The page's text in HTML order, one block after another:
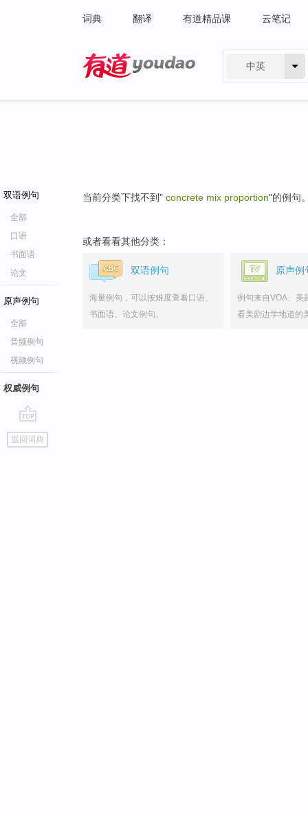
词典 翻译 有道精品课 云笔记
中英
双语例句
全部
口语
书面语
论文
原声例句
全部
音频例句
视频例句
权威例句
go
top
返回词典
当前分类下找不到" concrete mix proportion"的例句
或者看看其他分类：
双语例句
海量例句，可以按难度查看口语、
书面语、论文例句。
原声例
例句来自VOA、美
看美剧边学地道的